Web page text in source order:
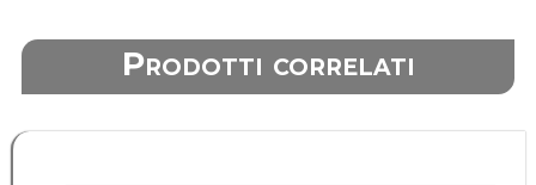
Prodotti correlati